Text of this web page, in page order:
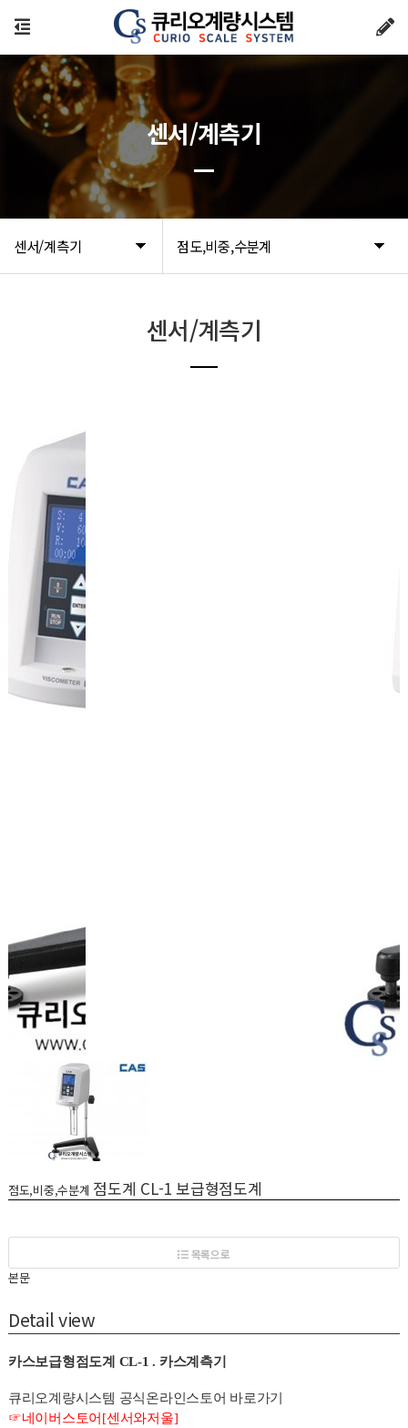
센서/계측기 점도,비중,수분계
센서/계측기
센서/계측기
점도,비중,수분계 점도계 CL-1 보급형점도계
목록으로
본문
Detail view
카스보급형점도계 CL-1 . 카스계측기
큐리오계량시스템 공식온라인스토어 바로가기
☞네이버스토어[센서와저울]